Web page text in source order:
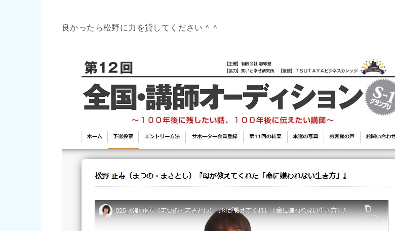
良かったら松野に力を貸してください＾＾